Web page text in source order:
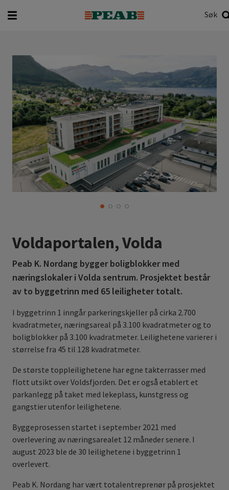
Søk
Voldaportalen, Volda
Peab K. Nordang bygger boligblokker med
næringslokaler i Volda sentrum. Prosjektet består
av to byggetrinn med 65 leiligheter totalt.
I byggetrinn 1 inngår parkeringskjeller på cirka 2.700
kvadratmeter, næringsareal på 3.100 kvadratmeter og to
boligblokker på 3.100 kvadratmeter. Leilighetene varierer i
størrelse fra 45 til 128 kvadratmeter.
De største toppleilighetene har egne takterrasser med
flott utsikt over Voldsfjorden. Det er også etablert et
parkanlegg på taket med lekeplass, kunstgress og
gangstier utenfor leilighetene.
Byggeprosessen startet i september 2021 med
overlevering av næringsarealet 12 måneder senere. I
august 2023 ble de 30 leilighetene i byggetrinn 1
overlevert.
Peab K. Nordang har vært totalentreprenør på prosjektet